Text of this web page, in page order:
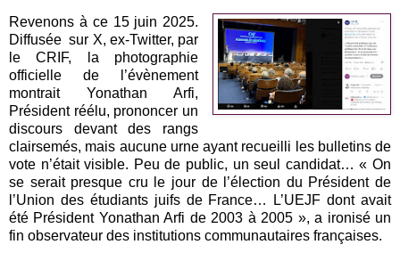
Revenons à ce 15 juin 2025.
Diffusée sur X, ex-Twitter, par
le CRIF, la photographie
officielle de l’évènement
montrait Yonathan Arfi,
Président réélu, prononcer un
discours devant des rangs
clairsemés, mais aucune urne ayant recueilli les bulletins de
vote n’était visible. Peu de public, un seul candidat… « On
se serait presque cru le jour de l’élection du Président de
l’Union des étudiants juifs de France… L’UEJF dont avait
été Président Yonathan Arfi de 2003 à 2005 », a ironisé un
fin observateur des institutions communautaires françaises.